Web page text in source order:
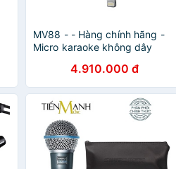
MV88 - - Hàng chính hãng -
Micro karaoke không dây
âm nhạc và hát Karaoke
4.910.000 đ